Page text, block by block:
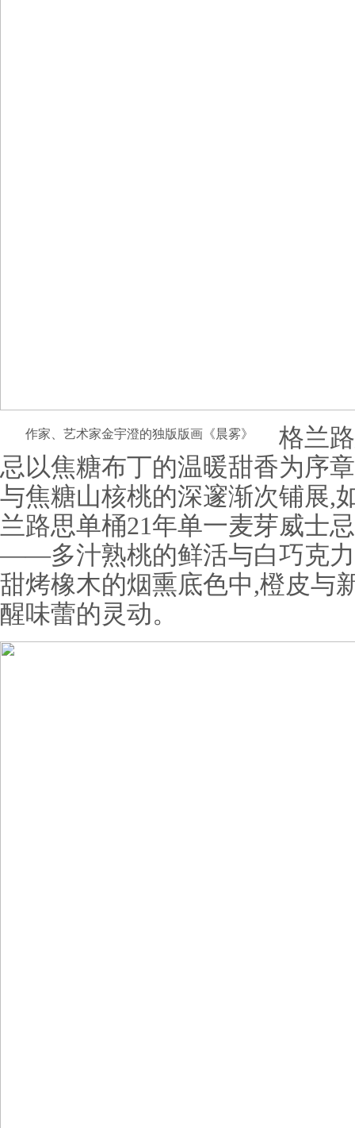
作家、艺术家金宇澄的独版版画《晨雾》
格兰
忌以焦糖布丁的温暖甜香为序
与焦糖山核桃的深邃渐次铺展,
兰路思单桶21年单一麦芽威士
——多汁熟桃的鲜活与白巧克
甜烤橡木的烟熏底色中,橙皮与
醒味蕾的灵动。